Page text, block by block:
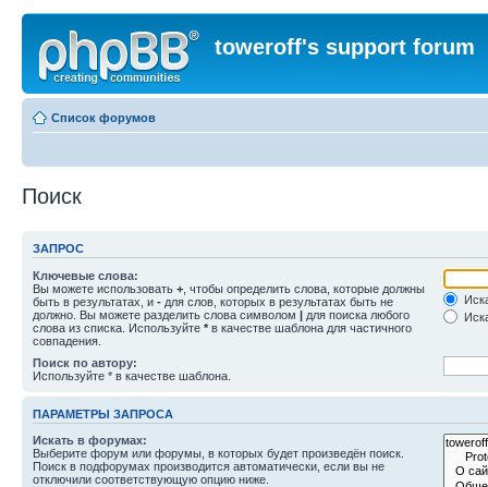
toweroff's support forum
Список форумов
Поиск
ЗАПРОС
Ключевые слова:
Вы можете использовать + , чтобы определить слова, которые должны
быть в результатах, и - для слов, которых в результатах быть не
должно. Вы можете разделить слова символом | для поиска любого
слова из списка. Используйте * в качестве шаблона для частичного
совпадения.
Поиск по автору:
Используйте * в качестве шаблона.
ПАРАМЕТРЫ ЗАПРОСА
Искать в форумах:
Выберите форум или форумы, в которых будет произведён поиск.
Поиск в подфорумах производится автоматически, если вы не
отключили соответствующую опцию ниже.